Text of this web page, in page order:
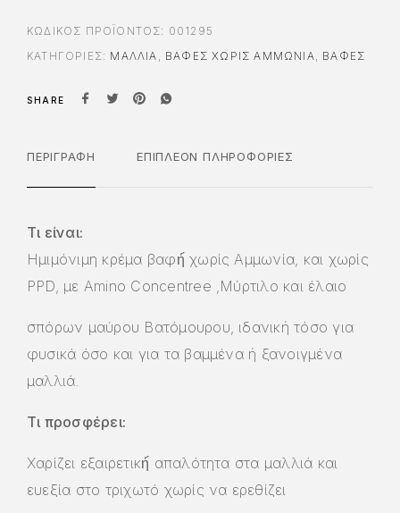
ΚΩΔΙΚΌΣ ΠΡΟΪΌΝΤΟΣ: 001295
ΚΑΤΗΓΟΡΊΕΣ: ΜΑΛΛΙΑ ΒΑΦΈΣ ΧΩΡΊΣ ΑΜΜΩΝΊΑ ΒΑΦΈΣ
SHARE
ΠΕΡΙΓΡΑΦΉ ΕΠΙΠΛΈΟΝ ΠΛΗΡΟΦΟΡΊΕΣ
Τι είναι:
Ημιμόνιμη κρέμα βαφή́ χωρίς Αμμωνία, και χωρίς
PPD, με Amino Concentree ,Μύρτιλο και έλαιο
σπόρων μαύρου Βατόμουρου, ιδανική τόσο για
φυσικά όσο και για τα βαμμένα ή ξανοιγμένα
μαλλιά.
Τι προσφέρει:
Χαρίζει εξαιρετική́ απαλότητα στα μαλλιά και
ευεξία στο τριχωτό χωρίς να ερεθίζει